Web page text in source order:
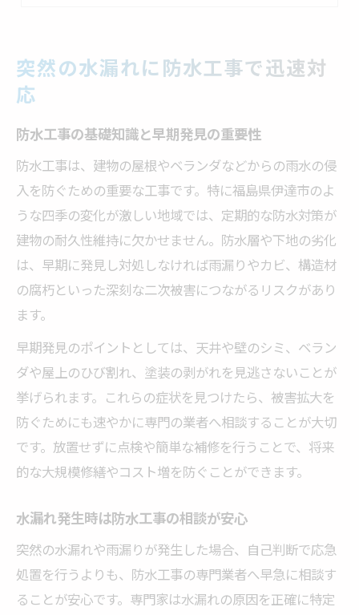
防水工事トラブル時の賢い行動指針
再発防止へ防水工事のチェックポイント
トラブル原因別に選ぶ防水工事の手順
防水工事の相談時に伝えるべき注意点
防水工事で始める日常の簡単点検法
屋根や外壁の防水工事で被害予防を
日々の防水工事メンテナンスの必要性
雨漏りリスクを下げる防水工事の工夫
信頼できる防水工事業者選びの極意
防水工事業者選びで重視すべき基準
防水工事の口コミや実績の見極め方
トラブル回避のための防水工事相談法
防水工事業者比較で失敗しないポイント
伊達市の住まいを守る施工後アフターケア
防水工事後のアフターケアが重要な理由
突然の水漏れに防水工事で迅速対
応
防水工事の基礎知識と早期発見の重要性
防水工事は、建物の屋根やベランダなどからの雨水の侵
入を防ぐための重要な工事です。特に福島県伊達市のよ
うな四季の変化が激しい地域では、定期的な防水対策が
建物の耐久性維持に欠かせません。防水層や下地の劣化
は、早期に発見し対処しなければ雨漏りやカビ、構造材
の腐朽といった深刻な二次被害につながるリスクがあり
ます。
早期発見のポイントとしては、天井や壁のシミ、ベラン
ダや屋上のひび割れ、塗装の剥がれを見逃さないことが
挙げられます。これらの症状を見つけたら、被害拡大を
防ぐためにも速やかに専門の業者へ相談することが大切
です。放置せずに点検や簡単な補修を行うことで、将来
的な大規模修繕やコスト増を防ぐことができます。
水漏れ発生時は防水工事の相談が安心
突然の水漏れや雨漏りが発生した場合、自己判断で応急
処置を行うよりも、防水工事の専門業者へ早急に相談す
ることが安心です。専門家は水漏れの原因を正確に特定